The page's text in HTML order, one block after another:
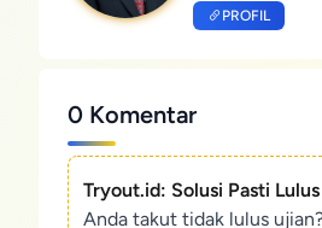
PROFIL
0 Komentar
Tryout.id: Solusi Pasti
Anda takut tidak lulus